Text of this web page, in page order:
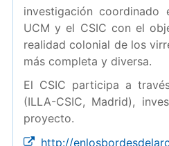
investigación
UCM y el CSIC con el
realidad colonial de los
más completa y diversa.
El CSIC participa a
(ILLA-CSIC, Madrid),
proyecto.
http://